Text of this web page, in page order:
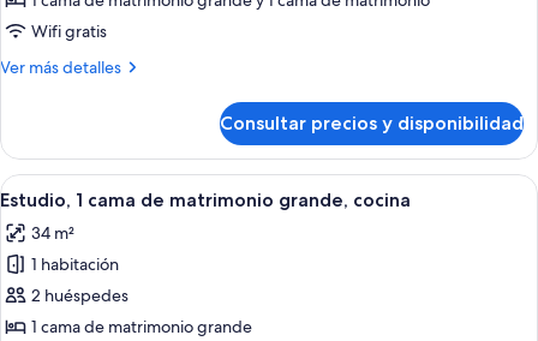
1
Wifi gratis
Ver más detalles
Más
1
habitación
Consultar precios y disponibilidad
Abrir
todas
las
fotos
de
Estudio,
Espacio para trabajar con un
4
Estudio, 1 cama de matrimonio grande, cocina
34 m²
1 habitación
2 huéspedes
1 cama de matrimonio grande